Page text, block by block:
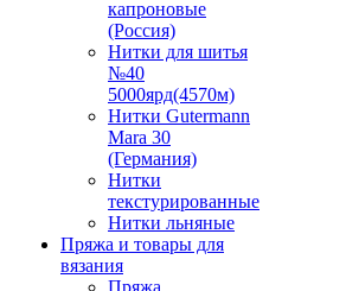
капроновые
(Россия)
Нитки для шитья
№40
5000ярд(4570м)
Нитки Gutermann
Mara 30
(Германия)
Нитки
текстурированные
Нитки льняные
Пряжа и товары для
вязания
Пряжа